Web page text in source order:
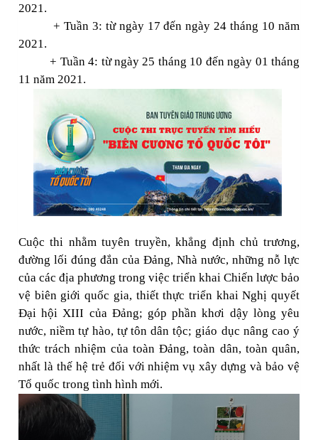
2021.
+ Tuần 3: từ ngày 17 đến ngày 24 tháng 10 năm
2021.
+ Tuần 4: từ ngày 25 tháng 10 đến ngày 01 tháng
11 năm 2021.
Cuộc thi nhằm tuyên truyền, khẳng định chủ trương,
đường lối đúng đắn của Đảng, Nhà nước, những nỗ lực
của các địa phương trong việc triển khai Chiến lược bảo
vệ biên giới quốc gia, thiết thực triển khai Nghị quyết
Đại hội XIII của Đảng; góp phần khơi dậy lòng yêu
nước, niềm tự hào, tự tôn dân tộc; giáo dục nâng cao ý
thức trách nhiệm của toàn Đảng, toàn dân, toàn quân,
nhất là thế hệ trẻ đối với nhiệm vụ xây dựng và bảo vệ
Tổ quốc trong tình hình mới.